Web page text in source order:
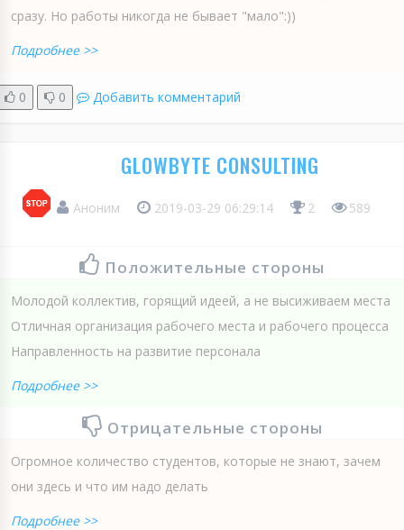
сразу. Но работы никогда не бывает "мало":))
Подробнее >>
0 0 Добавить комментарий
GLOWBYTE CONSULTING
Аноним 2019-03-29 06:29:14 2 589
Положительные стороны
Молодой коллектив, горящий идеей, а не высиживаем места
Отличная организация рабочего места и рабочего процесса
Направленность на развитие персонала
Подробнее >>
Отрицательные стороны
Огромное количество студентов, которые не знают, зачем
они здесь и что им надо делать
Подробнее >>